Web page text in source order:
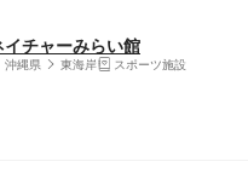
チャーみらい館
沖縄県 東海岸 スポーツ施設